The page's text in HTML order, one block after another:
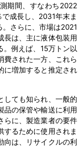
期間、すなわち2022
成長し、2031年末ま
さらに、市場は2021
長は、主に液体包装用
。例えば、15万トン以
費された一方、これら
に増加すると推定され
しても知られ、一般的
品の保管や輸送に利用
らに、製造業者の要件
するために使用されま
向は、リサイクルの利